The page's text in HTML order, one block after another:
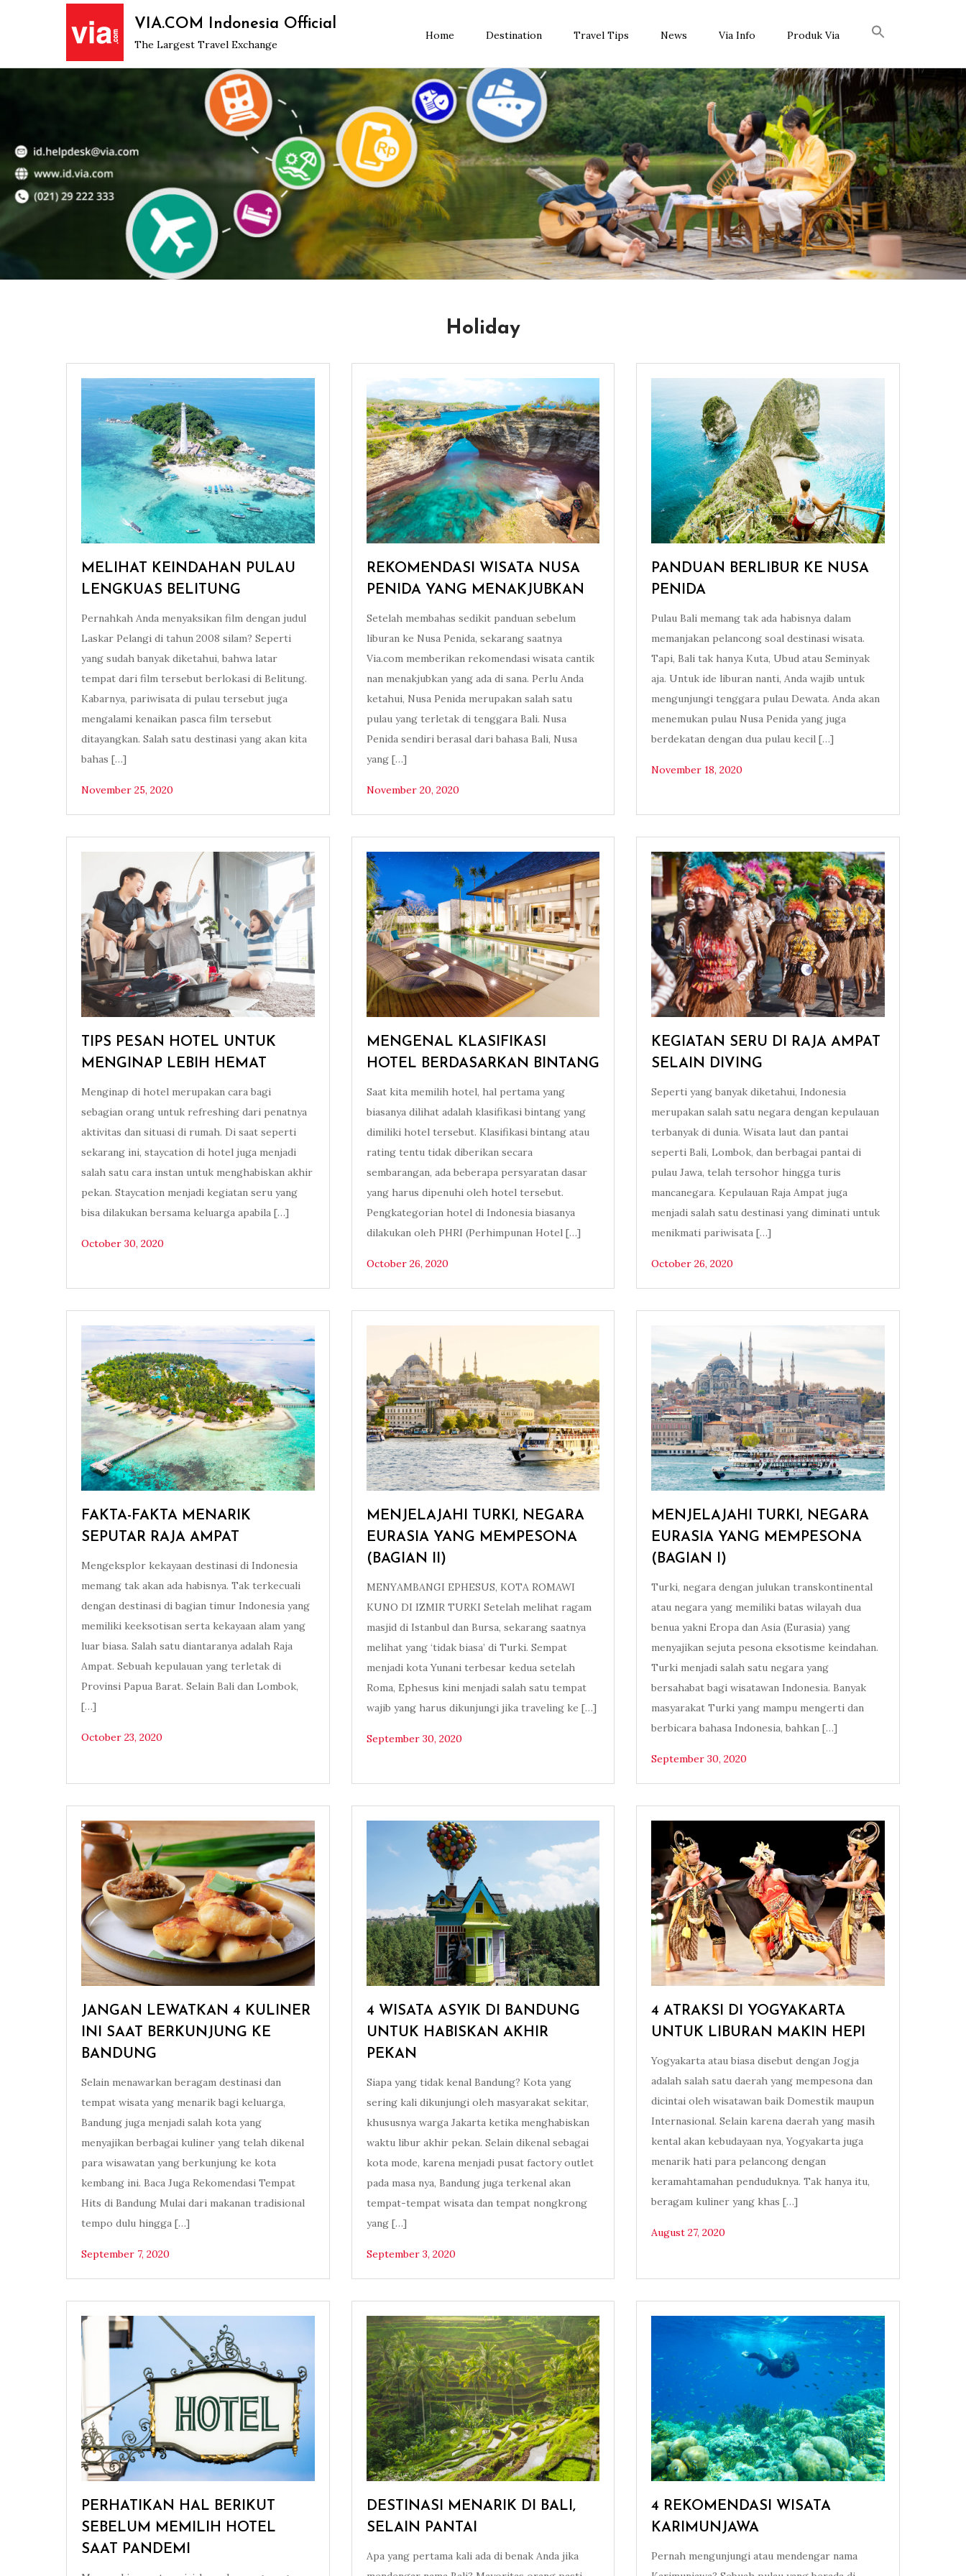
VIA.COM Indonesia Official
The Largest Travel Exchange
Home Destination Travel Tips News Via Info Produk Via
Holiday
MELIHAT KEINDAHAN PULAU
LENGKUAS BELITUNG
Pernahkah Anda menyaksikan film dengan judul
Laskar Pelangi di tahun 2008 silam? Seperti
yang sudah banyak diketahui, bahwa latar
tempat dari film tersebut berlokasi di Belitung.
Kabarnya, pariwisata di pulau tersebut juga
mengalami kenaikan pasca film tersebut
ditayangkan. Salah satu destinasi yang akan kita
bahas […]
November 25, 2020
REKOMENDASI WISATA NUSA
PENIDA YANG MENAKJUBKAN
Setelah membahas sedikit panduan sebelum
liburan ke Nusa Penida, sekarang saatnya
Via.com memberikan rekomendasi wisata cantik
nan menakjubkan yang ada di sana. Perlu Anda
ketahui, Nusa Penida merupakan salah satu
pulau yang terletak di tenggara Bali. Nusa
Penida sendiri berasal dari bahasa Bali, Nusa
yang […]
November 20, 2020
PANDUAN BERLIBUR KE NUSA
PENIDA
Pulau Bali memang tak ada habisnya dalam
memanjakan pelancong soal destinasi wisata.
Tapi, Bali tak hanya Kuta, Ubud atau Seminyak
aja. Untuk ide liburan nanti, Anda wajib untuk
mengunjungi tenggara pulau Dewata. Anda akan
menemukan pulau Nusa Penida yang juga
berdekatan dengan dua pulau kecil […]
November 18, 2020
TIPS PESAN HOTEL UNTUK
MENGINAP LEBIH HEMAT
Menginap di hotel merupakan cara bagi
sebagian orang untuk refreshing dari penatnya
aktivitas dan situasi di rumah. Di saat seperti
sekarang ini, staycation di hotel juga menjadi
salah satu cara instan untuk menghabiskan akhir
pekan. Staycation menjadi kegiatan seru yang
bisa dilakukan bersama keluarga apabila […]
October 30, 2020
MENGENAL KLASIFIKASI
HOTEL BERDASARKAN BINTANG
Saat kita memilih hotel, hal pertama yang
biasanya dilihat adalah klasifikasi bintang yang
dimiliki hotel tersebut. Klasifikasi bintang atau
rating tentu tidak diberikan secara
sembarangan, ada beberapa persyaratan dasar
yang harus dipenuhi oleh hotel tersebut.
Pengkategorian hotel di Indonesia biasanya
dilakukan oleh PHRI (Perhimpunan Hotel […]
October 26, 2020
KEGIATAN SERU DI RAJA AMPAT
SELAIN DIVING
Seperti yang banyak diketahui, Indonesia
merupakan salah satu negara dengan kepulauan
terbanyak di dunia. Wisata laut dan pantai
seperti Bali, Lombok, dan berbagai pantai di
pulau Jawa, telah tersohor hingga turis
mancanegara. Kepulauan Raja Ampat juga
menjadi salah satu destinasi yang diminati untuk
menikmati pariwisata […]
October 26, 2020
FAKTA-FAKTA MENARIK
SEPUTAR RAJA AMPAT
Mengeksplor kekayaan destinasi di Indonesia
memang tak akan ada habisnya. Tak terkecuali
dengan destinasi di bagian timur Indonesia yang
memiliki keeksotisan serta kekayaan alam yang
luar biasa. Salah satu diantaranya adalah Raja
Ampat. Sebuah kepulauan yang terletak di
Provinsi Papua Barat. Selain Bali dan Lombok,
[…]
October 23, 2020
MENJELAJAHI TURKI, NEGARA
EURASIA YANG MEMPESONA
(BAGIAN II)
MENYAMBANGI EPHESUS, KOTA ROMAWI
KUNO DI IZMIR TURKI Setelah melihat ragam
masjid di Istanbul dan Bursa, sekarang saatnya
melihat yang ‘tidak biasa’ di Turki. Sempat
menjadi kota Yunani terbesar kedua setelah
Roma, Ephesus kini menjadi salah satu tempat
wajib yang harus dikunjungi jika traveling ke […]
September 30, 2020
MENJELAJAHI TURKI, NEGARA
EURASIA YANG MEMPESONA
(BAGIAN I)
Turki, negara dengan julukan transkontinental
atau negara yang memiliki batas wilayah dua
benua yakni Eropa dan Asia (Eurasia) yang
menyajikan sejuta pesona eksotisme keindahan.
Turki menjadi salah satu negara yang
bersahabat bagi wisatawan Indonesia. Banyak
masyarakat Turki yang mampu mengerti dan
berbicara bahasa Indonesia, bahkan […]
September 30, 2020
JANGAN LEWATKAN 4 KULINER
INI SAAT BERKUNJUNG KE
BANDUNG
Selain menawarkan beragam destinasi dan
tempat wisata yang menarik bagi keluarga,
Bandung juga menjadi salah kota yang
menyajikan berbagai kuliner yang telah dikenal
para wisawatan yang berkunjung ke kota
kembang ini. Baca Juga Rekomendasi Tempat
Hits di Bandung Mulai dari makanan tradisional
tempo dulu hingga […]
September 7, 2020
4 WISATA ASYIK DI BANDUNG
UNTUK HABISKAN AKHIR
PEKAN
Siapa yang tidak kenal Bandung? Kota yang
sering kali dikunjungi oleh masyarakat sekitar,
khususnya warga Jakarta ketika menghabiskan
waktu libur akhir pekan. Selain dikenal sebagai
kota mode, karena menjadi pusat factory outlet
pada masa nya, Bandung juga terkenal akan
tempat-tempat wisata dan tempat nongkrong
yang […]
September 3, 2020
4 ATRAKSI DI YOGYAKARTA
UNTUK LIBURAN MAKIN HEPI
Yogyakarta atau biasa disebut dengan Jogja
adalah salah satu daerah yang mempesona dan
dicintai oleh wisatawan baik Domestik maupun
Internasional. Selain karena daerah yang masih
kental akan kebudayaan nya, Yogyakarta juga
menarik hati para pelancong dengan
keramahtamahan penduduknya. Tak hanya itu,
beragam kuliner yang khas […]
August 27, 2020
PERHATIKAN HAL BERIKUT
SEBELUM MEMILIH HOTEL
SAAT PANDEMI
DESTINASI MENARIK DI BALI,
SELAIN PANTAI
Apa yang pertama kali ada di benak Anda jika
4 REKOMENDASI WISATA
KARIMUNJAWA
Pernah mengunjungi atau mendengar nama